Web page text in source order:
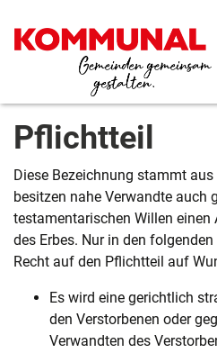
Pflichtteil
Diese Bezeichnung stammt aus
besitzen nahe Verwandte auch
testamentarischen Willen einen
des Erbes. Nur in den
Recht auf den Pflichtteil auf
Es wird eine gerichtlich
den Verstorbenen oder
Verwandten des